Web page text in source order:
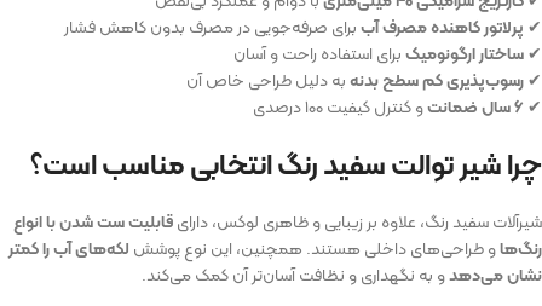
✔ پرلاتور کاهنده مصرف آببرای صرفه‌جویی در مصرف بدون کاهش فشار
✔ساختار ارگونومیکبرای استفاده راحت و آسان
✔رسوب‌پذیری کم سطح بدنهبه دلیل طراحی خاص آن
✔ ۶ سال ضمانت و کنترل کیفیت ۱۰۰ درصدی
چرا شیر توالت سفید رنگ انتخابی مناسب است؟
شیرآلات سفید رنگ، علاوه بر زیبایی و ظاهری لوکس، دارایقابلیت ست شدن با انواع
رنگ‌هاو طراحی‌های داخلی هستند. همچنین، این نوع پوشش لکه‌های آب را کمتر
نشان می‌دهدو به نگهداری و نظافت آسان‌تر آن کمک می‌کند.